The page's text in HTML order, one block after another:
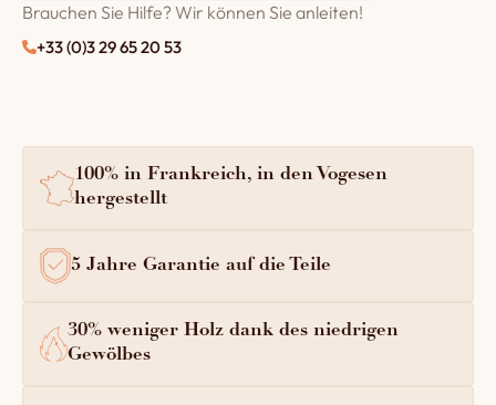
Brauchen Sie Hilfe? Wir können Sie anleiten!
+33 (0)3 29 65 20 53
100% in Frankreich, in den Vogesen
hergestellt
5 Jahre Garantie auf die Teile
30% weniger Holz dank des niedrigen
Gewölbes